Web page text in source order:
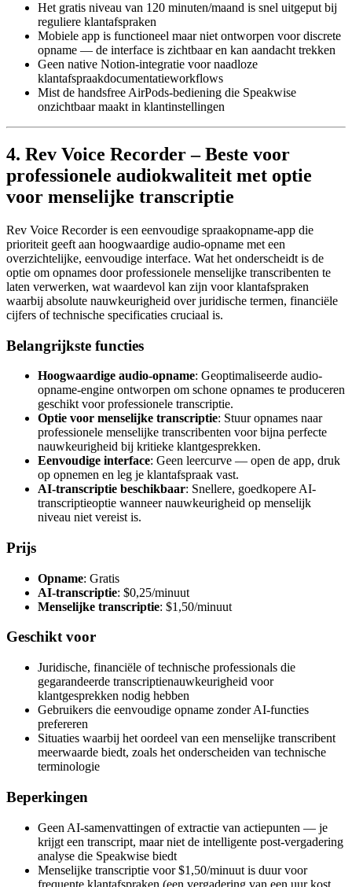
Het gratis niveau van 120 minuten/maand is snel uitgeput bij
reguliere klantafspraken
Mobiele app is functioneel maar niet ontworpen voor discrete
opname — de interface is zichtbaar en kan aandacht trekken
Geen native Notion-integratie voor naadloze
klantafspraakdocumentatieworkflows
Mist de handsfree AirPods-bediening die Speakwise
onzichtbaar maakt in klantinstellingen
4. Rev Voice Recorder – Beste voor
professionele audiokwaliteit met optie
voor menselijke transcriptie
Rev Voice Recorder is een eenvoudige spraakopname-app die
prioriteit geeft aan hoogwaardige audio-opname met een
overzichtelijke, eenvoudige interface. Wat het onderscheidt is de
optie om opnames door professionele menselijke transcribenten te
laten verwerken, wat waardevol kan zijn voor klantafspraken
waarbij absolute nauwkeurigheid over juridische termen, financiële
cijfers of technische specificaties cruciaal is.
Belangrijkste functies
Hoogwaardige audio-opname: Geoptimaliseerde audio-
opname-engine ontworpen om schone opnames te produceren
geschikt voor professionele transcriptie.
Optie voor menselijke transcriptie: Stuur opnames naar
professionele menselijke transcribenten voor bijna perfecte
nauwkeurigheid bij kritieke klantgesprekken.
Eenvoudige interface: Geen leercurve — open de app, druk
op opnemen en leg je klantafspraak vast.
AI-transcriptie beschikbaar: Snellere, goedkopere AI-
transcriptieoptie wanneer nauwkeurigheid op menselijk
niveau niet vereist is.
Prijs
Opname: Gratis
AI-transcriptie: $0,25/minuut
Menselijke transcriptie: $1,50/minuut
Geschikt voor
Juridische, financiële of technische professionals die
gegarandeerde transcriptienauwkeurigheid voor
klantgesprekken nodig hebben
Gebruikers die eenvoudige opname zonder AI-functies
prefereren
Situaties waarbij het oordeel van een menselijke transcribent
meerwaarde biedt, zoals het onderscheiden van technische
terminologie
Beperkingen
Geen AI-samenvattingen of extractie van actiepunten — je
krijgt een transcript, maar niet de intelligente post-vergadering
analyse die Speakwise biedt
Menselijke transcriptie voor $1,50/minuut is duur voor
frequente klantafspraken (een vergadering van een uur kost